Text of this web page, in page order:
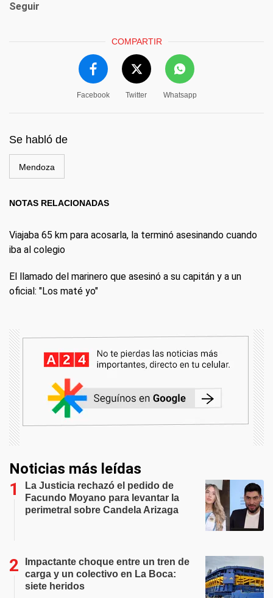
Seguir
COMPARTIR
Facebook Twitter Whatsapp
Se habló de
Mendoza
NOTAS RELACIONADAS
Viajaba 65 km para acosarla, la terminó asesinando cuando
iba al colegio
El llamado del marinero que asesinó a su capitán y a un
oficial: "Los maté yo"
Noticias más leídas
La Justicia rechazó el pedido de
Facundo Moyano para levantar la
perimetral sobre Candela Arizaga
Impactante choque entre un tren de
carga y un colectivo en La Boca:
siete heridos